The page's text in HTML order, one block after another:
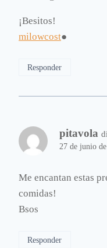
¡Besitos!
milowcost●
Responder
pitavola
27 de junio
Me encantan estas
comidas!
Bsos
Responder